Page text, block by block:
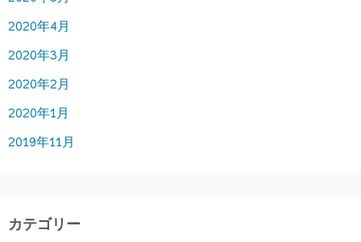
2020年4月
2020年3月
2020年2月
2020年1月
2019年11月
カテゴリー